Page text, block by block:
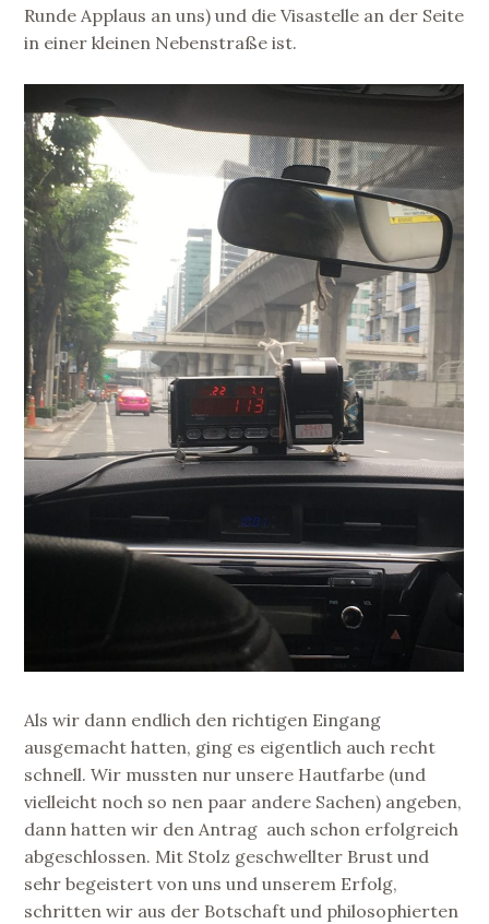
Runde Applaus an uns) und die Visastelle an der Seite
in einer kleinen Nebenstraße ist.
Als wir dann endlich den richtigen Eingang
ausgemacht hatten, ging es eigentlich auch recht
schnell. Wir mussten nur unsere Hautfarbe (und
vielleicht noch so nen paar andere Sachen) angeben,
dann hatten wir den Antrag auch schon erfolgreich
abgeschlossen. Mit Stolz geschwellter Brust und
sehr begeistert von uns und unserem Erfolg,
schritten wir aus der Botschaft und philosophierten